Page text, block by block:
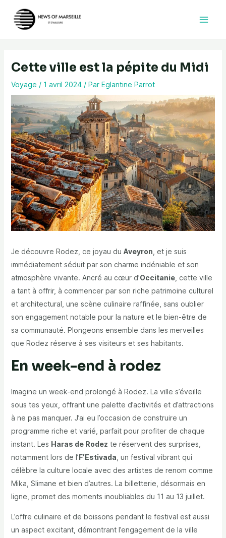
contenu
Cette ville est la pépite du Midi
Voyage / 1 avril 2024 / Par Eglantine Parrot
Je découvre Rodez, ce joyau du Aveyron , et je suis
immédiatement séduit par son charme indéniable et son
atmosphère vivante. Ancré au cœur d’Occitanie, cette ville
a tant à offrir, à commencer par son riche patrimoine culturel
et architectural, une scène culinaire raffinée, sans oublier
son engagement notable pour la nature et le bien-être de
sa communauté. Plongeons ensemble dans les merveilles
que Rodez réserve à ses visiteurs et ses habitants.
En week-end à rodez
Imagine un week-end prolongé à Rodez. La ville s’éveille
sous tes yeux, offrant une palette d’activités et d’attractions
à ne pas manquer. J’ai eu l’occasion de construire un
programme riche et varié, parfait pour profiter de chaque
instant. Les Haras de Rodez te réservent des surprises,
notamment lors de l’F’Estivada , un festival vibrant qui
célèbre la culture locale avec des artistes de renom comme
Mika, Slimane et bien d’autres. La billetterie, désormais en
ligne, promet des moments inoubliables du 11 au 13 juillet.
L’offre culinaire et de boissons pendant le festival est aussi
un aspect excitant, démontrant l’engagement de la ville